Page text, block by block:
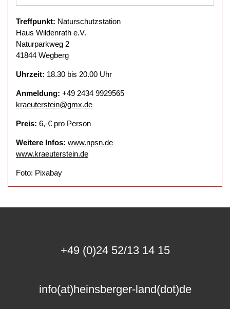
Treffpunkt: Naturschutzstation
Haus Wildenrath e.V.
Naturparkweg 2
41844 Wegberg
Uhrzeit: 18.30 bis 20.00 Uhr
Anmeldung: +49 2434 9929565
kraeuterstein@gmx.de
Preis: 6,-€ pro Person
Weitere Infos: www.npsn.de
www.kraeuterstein.de
Foto: Pixabay
+49 (0)24 52/13 14 15
info(at)heinsberger-land(dot)de